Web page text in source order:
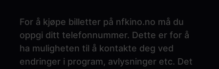
For å kjøpe billetter på nfkino.no må du
oppgi ditt telefonnummer. Dette er for å
ha muligheten til å kontakte deg ved
endringer i program, avlysninger etc. Det